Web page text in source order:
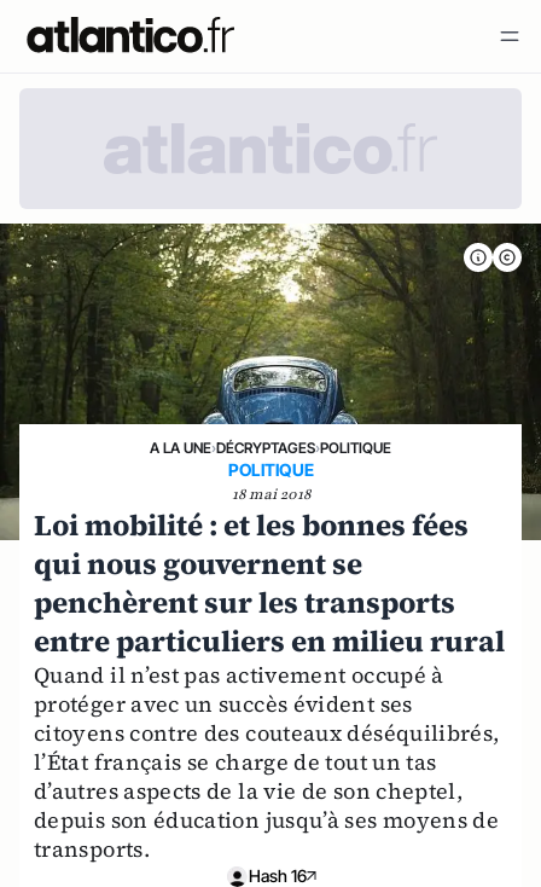
A LA UNE›DÉCRYPTAGES›POLITIQUE
POLITIQUE
18 mai 2018
Loi mobilité : et les bonnes fées
qui nous gouvernent se
penchèrent sur les transports
entre particuliers en milieu rural
Quand il n’est pas activement occupé à
protéger avec un succès évident ses
citoyens contre des couteaux déséquilibrés,
l’État français se charge de tout un tas
d’autres aspects de la vie de son cheptel,
depuis son éducation jusqu’à ses moyens de
transports.
Hash 16